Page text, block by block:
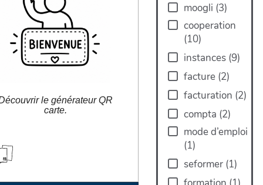
moogli (3)
cooperation
(10)
instances (9)
facture (2)
facturation (2)
compta (2)
mode d’emploi
(1)
seformer (1)
le générateur QR
carte.
de cartes imprimables associée
à une fiche en ligne par un QR code.